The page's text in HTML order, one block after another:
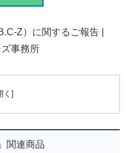
Z）に関するご報告 |
事務所
関連商品